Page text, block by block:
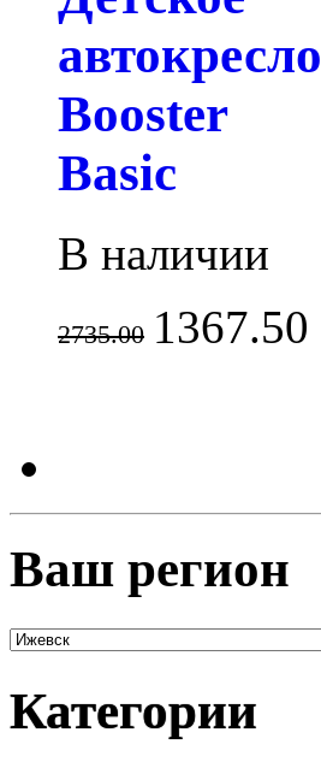
автокресло
Booster
Basic
В наличии
2735.00 1367.50
Ваш регион
Категории